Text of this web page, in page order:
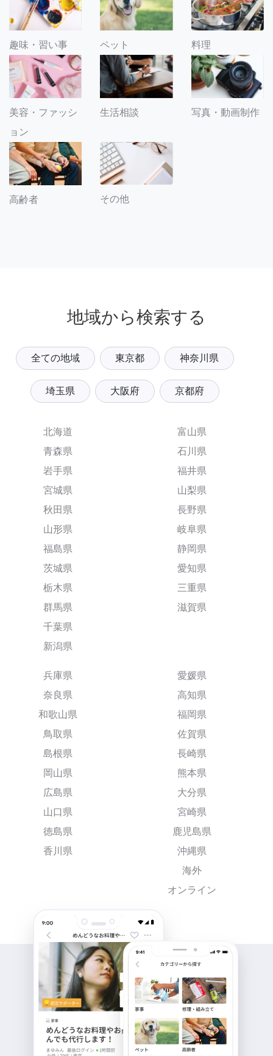
趣味・習い事 ペット 料理
美容・ファッシ
ョン
生活相談 写真・動画制作
高齢者 その他
地域から検索する
全ての地域 東京都 神奈川県
埼玉県 大阪府 京都府
北海道
青森県
岩手県
宮城県
秋田県
山形県
福島県
茨城県
栃木県
群馬県
千葉県
新潟県
富山県
石川県
福井県
山梨県
長野県
岐阜県
静岡県
愛知県
三重県
滋賀県
兵庫県
奈良県
和歌山県
鳥取県
島根県
岡山県
広島県
山口県
徳島県
香川県
愛媛県
高知県
福岡県
佐賀県
長崎県
熊本県
大分県
宮崎県
鹿児島県
沖縄県
海外
オンライン